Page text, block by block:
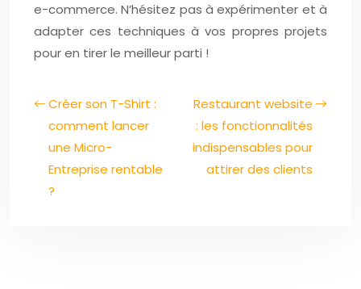
e-commerce. N’hésitez pas à expérimenter et à
adapter ces techniques à vos propres projets
pour en tirer le meilleur parti !
Créer son T-Shirt :
comment lancer
une Micro-
Entreprise rentable
?
Restaurant website
: les fonctionnalités
indispensables pour
attirer des clients